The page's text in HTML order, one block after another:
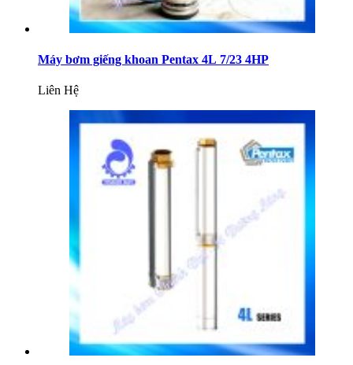
Máy bơm giếng khoan Pentax 4L 7/23 4HP
Liên Hệ